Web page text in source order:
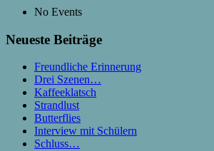
No Events
Neueste Beiträge
Freundliche Erinnerung
Drei Szenen…
Kaffeeklatsch
Strandlust
Butterflies
Interview mit Schülern
Schluss…